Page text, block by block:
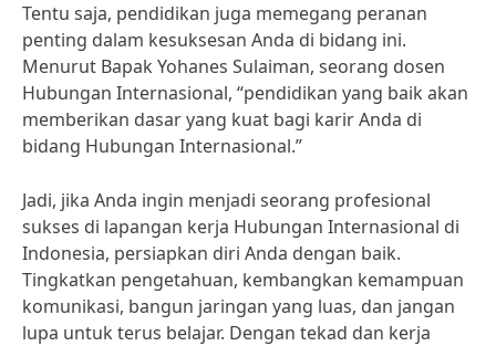
Tentu saja, pendidikan juga memegang peranan
penting dalam kesuksesan Anda di bidang ini.
Menurut Bapak Yohanes Sulaiman, seorang dosen
Hubungan Internasional, “pendidikan yang baik akan
memberikan dasar yang kuat bagi karir Anda di
bidang Hubungan Internasional.”
Jadi, jika Anda ingin menjadi seorang profesional
sukses di lapangan kerja Hubungan Internasional di
Indonesia, persiapkan diri Anda dengan baik.
Tingkatkan pengetahuan, kembangkan kemampuan
komunikasi, bangun jaringan yang luas, dan jangan
lupa untuk terus belajar. Dengan tekad dan kerja